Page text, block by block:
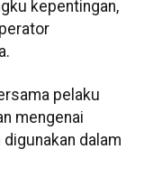
kepentingan,
pelaku
mengenai
dalam